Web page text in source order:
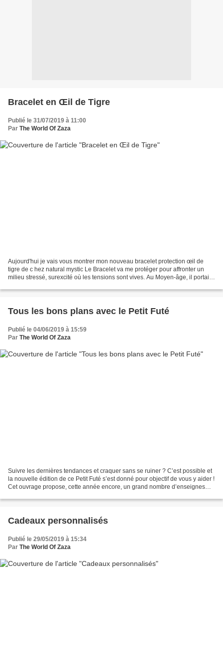
Bracelet en Œil de Tigre
Publié le 31/07/2019 à 11:00
Par The World Of Zaza
Aujourd'hui je vais vous montrer mon nouveau bracelet protection œil de
tigre de c hez natural mystic Le Bracelet va me protéger pour affronter un
milieu stressé, surexcité où les tensions sont vives. Au Moyen-âge, il portait
Tous les bons plans avec le Petit Futé
Publié le 04/06/2019 à 15:59
Par The World Of Zaza
Suivre les dernières tendances et craquer sans se ruiner ? C’est possible et
la nouvelle édition de ce Petit Futé s’est donné pour objectif de vous y aider !
Cet ouvrage propose, cette année encore, un grand nombre d’enseignes
Cadeaux personnalisés
Publié le 29/05/2019 à 15:34
Par The World Of Zaza